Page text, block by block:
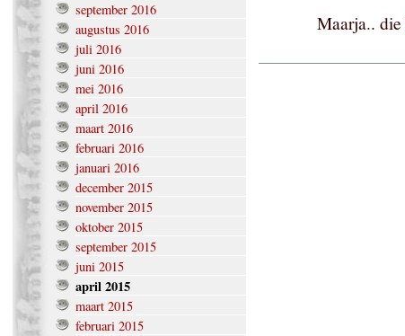
september 2016
augustus 2016
juli 2016
juni 2016
mei 2016
april 2016
maart 2016
februari 2016
januari 2016
december 2015
november 2015
oktober 2015
september 2015
juni 2015
april 2015
maart 2015
februari 2015
Maarja.. die